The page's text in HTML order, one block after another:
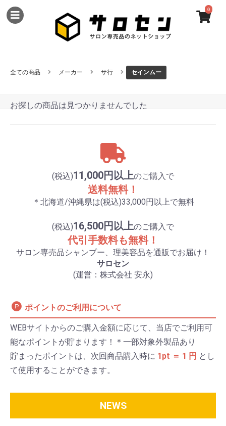
0
(税込)11,000円以上のご購入で
送料無料！
＊北海道/沖縄県は(税込)33,000円以上で無料
(税込)16,500円以上のご購入で
代引手数料も無料！
サロン専売品シャンプー、理美容品を通販でお届け！
サロセン
(運営：株式会社 安永)
ポイントのご利用について
WEBサイトからのご購入金額に応じて、当店でご利用可
能なポイントが貯まります！＊一部対象外製品あり
貯まったポイントは、次回商品購入時に 1pt ＝ 1 円 とし
て使用することができます。
NEWS
全ての商品 メーカー サ行 セインムー
お探しの商品は見つかりませんでした